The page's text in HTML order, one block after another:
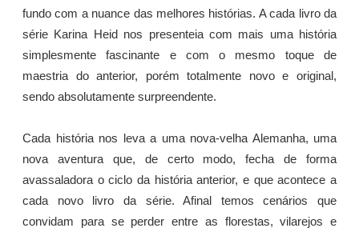
fundo com a nuance das melhores histórias. A cada livro da
série Karina Heid nos presenteia com mais uma história
simplesmente fascinante e com o mesmo toque de
maestria do anterior, porém totalmente novo e original,
sendo absolutamente surpreendente.
Cada história nos leva a uma nova-velha Alemanha, uma
nova aventura que, de certo modo, fecha de forma
avassaladora o ciclo da história anterior, e que acontece a
cada novo livro da série. Afinal temos cenários que
convidam para se perder entre as florestas, vilarejos e